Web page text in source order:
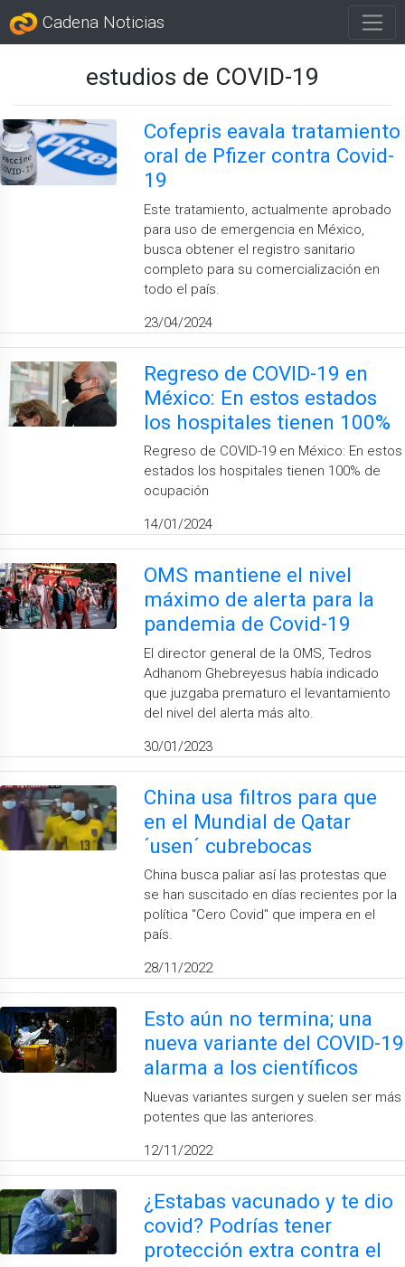
Cadena Noticias
estudios de COVID-19
Cofepris eavala tratamiento
oral de Pfizer contra Covid-
19
Este tratamiento, actualmente aprobado
para uso de emergencia en México,
busca obtener el registro sanitario
completo para su comercialización en
todo el país.
23/04/2024
Regreso de COVID-19 en
México: En estos estados
los hospitales tienen 100%
Regreso de COVID-19 en México: En estos
estados los hospitales tienen 100% de
ocupación
14/01/2024
OMS mantiene el nivel
máximo de alerta para la
pandemia de Covid-19
El director general de la OMS, Tedros
Adhanom Ghebreyesus había indicado
que juzgaba prematuro el levantamiento
del nivel del alerta más alto.
30/01/2023
China usa filtros para que
en el Mundial de Qatar
´usen´ cubrebocas
China busca paliar así las protestas que
se han suscitado en días recientes por la
política "Cero Covid" que impera en el
país.
28/11/2022
Esto aún no termina; una
nueva variante del COVID-19
alarma a los científicos
Nuevas variantes surgen y suelen ser más
potentes que las anteriores.
12/11/2022
¿Estabas vacunado y te dio
covid? Podrías tener
protección extra contra el